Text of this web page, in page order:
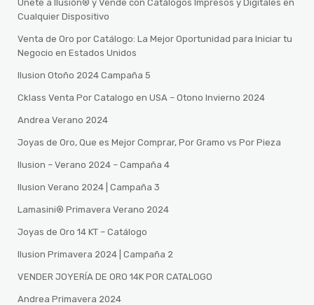
Únete a Ilusión® y Vende con Catálogos Impresos y Digitales en
Cualquier Dispositivo
Venta de Oro por Catálogo: La Mejor Oportunidad para Iniciar tu
Negocio en Estados Unidos
Ilusion Otoño 2024 Campaña 5
Cklass Venta Por Catalogo en USA – Otono Invierno 2024
Andrea Verano 2024
Joyas de Oro, Que es Mejor Comprar, Por Gramo vs Por Pieza
Ilusion – Verano 2024 – Campaña 4
Ilusion Verano 2024 | Campaña 3
Lamasini®️ Primavera Verano 2024
Joyas de Oro 14 KT – Catálogo
Ilusion Primavera 2024 | Campaña 2
VENDER JOYERÍA DE ORO 14K POR CATALOGO
Andrea Primavera 2024